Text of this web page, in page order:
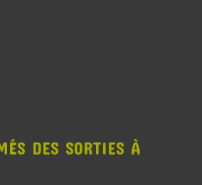
DES SORTIES À